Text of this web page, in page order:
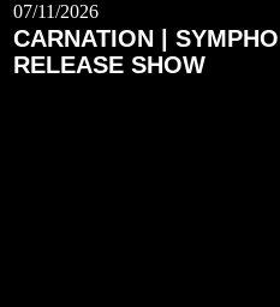
07/11/2026
CARNATION |
RELEASE SHOW